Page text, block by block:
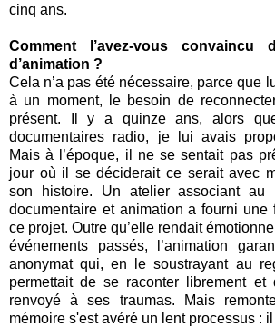
cinq ans.
Comment l’avez-vous
d’animation ?
Cela n’a pas été nécessaire, parce que
à un moment, le besoin de
présent. Il y a quinze ans, alors
documentaires radio, je lui avais
Mais à l’époque, il ne se sentait pas
jour où il se déciderait ce serait avec
son histoire. Un atelier associant au
documentaire et animation a fourni une
ce projet. Outre qu’elle rendait
événements passés, l’animation
anonymat qui, en le soustrayant au
permettait de se raconter librement
renvoyé à ses traumas. Mais
mémoire s'est avéré un lent processus :